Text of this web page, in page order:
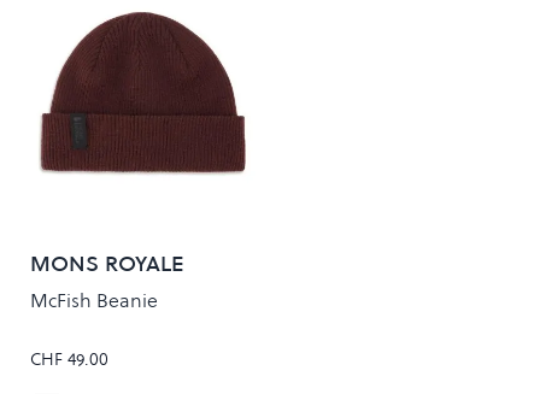
MONS ROYALE
McFish Beanie
CHF 49.00